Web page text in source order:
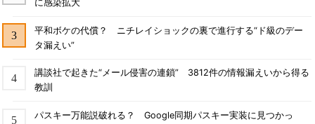
に感染拡大
平和ボケの代償？ ニチレイショックの裏で進行する“ド級のデー
タ漏えい”
講談社で起きた“メール侵害の連鎖” 3812件の情報漏えいから得る
教訓
パスキー万能説破れる？ Google同期パスキー実装に見つかっ